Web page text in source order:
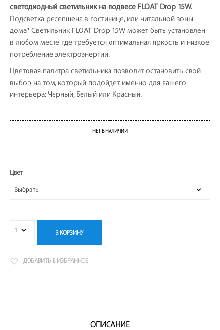
светодиодный светильник на подвесе FLOAT Drop 15W.
Подсветка ресепшена в гостинице, или читальной зоны
дома? Светильник FLOAT Drop 15W может быть установлен
в любом месте где требуется оптимальная яркость и низкое
потребление электроэнергии.
Цветовая палитра светильника позволит остановить свой
выбор на том, который подойдет именно для вашего
интерьера: Черный, Белый или Красный.
НЕТ В НАЛИЧИИ
Цвет
В КОРЗИНУ
ДОБАВИТЬ В ИЗБРАННОЕ
ОПИСАНИЕ